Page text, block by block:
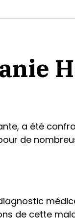
a été
de
de cette